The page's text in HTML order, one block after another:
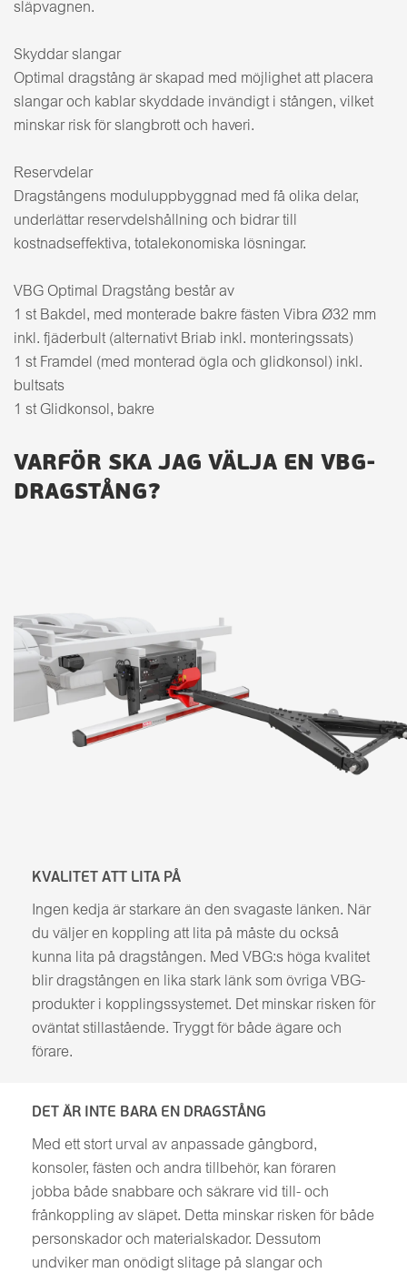
släpvagnen.
Skyddar slangar
Optimal dragstång är skapad med möjlighet att placera
slangar och kablar skyddade invändigt i stången, vilket
minskar risk för slangbrott och haveri.
Reservdelar
Dragstångens moduluppbyggnad med få olika delar,
underlättar reservdelshållning och bidrar till
kostnadseffektiva, totalekonomiska lösningar.
VBG Optimal Dragstång består av
1 st Bakdel, med monterade bakre fästen Vibra Ø32 mm
inkl. fjäderbult (alternativt Briab inkl. monteringssats)
1 st Framdel (med monterad ögla och glidkonsol) inkl.
bultsats
1 st Glidkonsol, bakre
VARFÖR SKA JAG VÄLJA EN VBG-
DRAGSTÅNG?
KVALITET ATT LITA PÅ
Ingen kedja är starkare än den svagaste länken. När
du väljer en koppling att lita på måste du också
kunna lita på dragstången. Med VBG:s höga kvalitet
blir dragstången en lika stark länk som övriga VBG-
produkter i kopplingssystemet. Det minskar risken för
oväntat stillastående. Tryggt för både ägare och
förare.
DET ÄR INTE BARA EN DRAGSTÅNG
Med ett stort urval av anpassade gångbord,
konsoler, fästen och andra tillbehör, kan föraren
jobba både snabbare och säkrare vid till- och
frånkoppling av släpet. Detta minskar risken för både
personskador och materialskador. Dessutom
undviker man onödigt slitage på slangar och